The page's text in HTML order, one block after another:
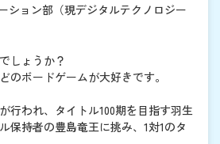
ション部（現デジタルテクノロジー
しょうか？
のボードゲームが大好きです。
行われ、タイトル100期を目指す羽生
保持者の豊島竜王に挑み、1対1のタ